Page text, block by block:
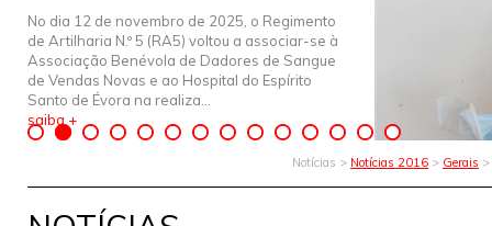
No dia 12 de novembro de 2025, o Regimento
de Artilharia N.º 5 (RA5) voltou a associar-se à
Associação Benévola de Dadores de Sangue
de Vendas Novas e ao Hospital do Espírito
Santo de Évora na realiza...
saiba +
Notícias > Notícias 2016 > Gerais